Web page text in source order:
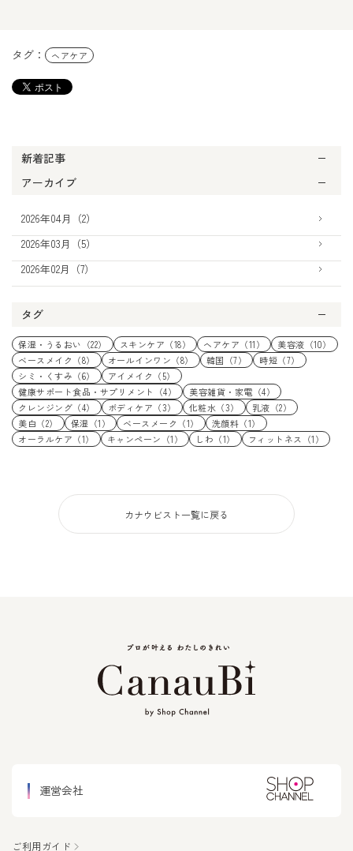
タグ： ヘアケア
新着記事
アーカイブ
2026年04月（2）
2026年03月（5）
2026年02月（7）
タグ
保湿・うるおい（22） スキンケア（18） ヘアケア（11）
美容液（10）
ベースメイク（8）
オールインワン（8） 韓国（7）
時短（7）
シミ・くすみ（6）
アイメイク（5）
健康サポート食品・サプリメント（4）
美容雑貨・家電（4）
クレンジング（4）
ボディケア（3） 化粧水（3）
乳液（2）
美白（2）
保湿（1） ベースメーク（1）
洗顔料（1）
オーラルケア（1）
キャンペーン（1） しわ（1） フィットネス（1）
運営会社
ご利用ガイド